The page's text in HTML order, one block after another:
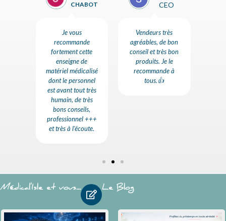
Accueil chaleureux
dans un très bel
espace. Le
personnel est à
l'écoute et donne
de précieux
conseils. A
découvrir.
Goyon
Un accueil et des
conseils
exemplaires.
Matériel de très
très bonne qualité.
Je recommande !!!
GIROGUY
Médical'Isle et vous... Le Blog